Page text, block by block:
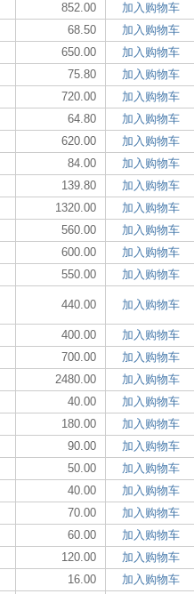
852.00
加入购物车
68.50
加入购物车
650.00
加入购物车
75.80
加入购物车
720.00
加入购物车
64.80
加入购物车
620.00
加入购物车
84.00
加入购物车
139.80
加入购物车
1320.00
加入购物车
560.00
加入购物车
600.00
加入购物车
550.00 加入购物车
440.00 加入购物车
400.00
加入购物车
700.00
加入购物车
2480.00
加入购物车
40.00
加入购物车
180.00
加入购物车
90.00
加入购物车
50.00
加入购物车
40.00
加入购物车
70.00
加入购物车
60.00
加入购物车
120.00
加入购物车
16.00
加入购物车